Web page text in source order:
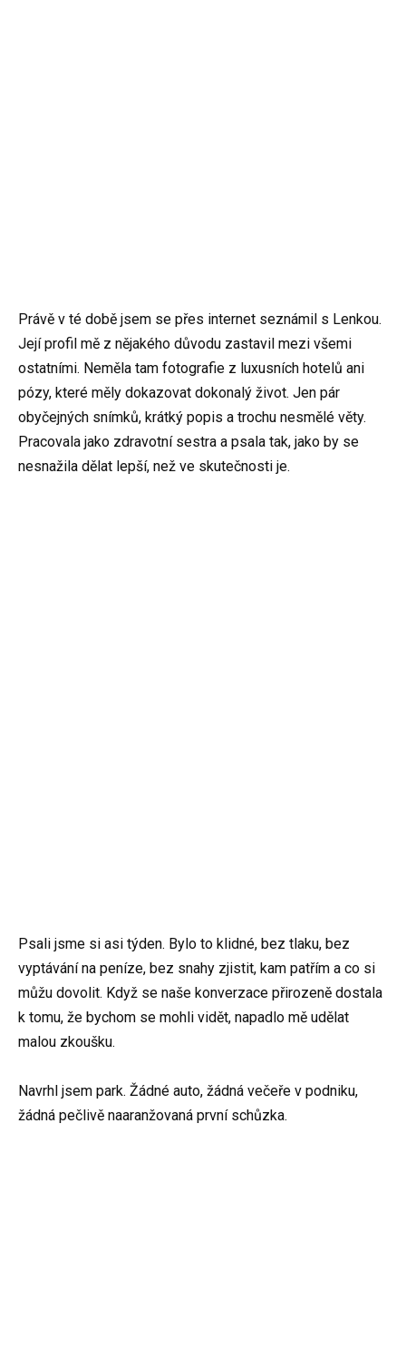
Právě v té době jsem se přes internet seznámil s Lenkou.
Její profil mě z nějakého důvodu zastavil mezi všemi
ostatními. Neměla tam fotografie z luxusních hotelů ani
pózy, které měly dokazovat dokonalý život. Jen pár
obyčejných snímků, krátký popis a trochu nesmělé věty.
Pracovala jako zdravotní sestra a psala tak, jako by se
nesnažila dělat lepší, než ve skutečnosti je.
Psali jsme si asi týden. Bylo to klidné, bez tlaku, bez
vyptávání na peníze, bez snahy zjistit, kam patřím a co si
můžu dovolit. Když se naše konverzace přirozeně dostala
k tomu, že bychom se mohli vidět, napadlo mě udělat
malou zkoušku.
Navrhl jsem park. Žádné auto, žádná večeře v podniku,
žádná pečlivě naaranžovaná první schůzka.